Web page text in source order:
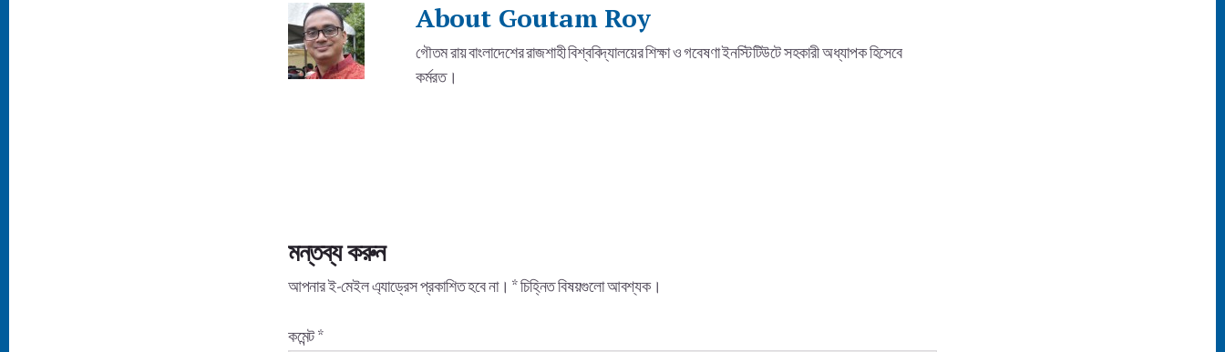
About Goutam Roy
গৌতম রায় বাংলাদেশের রাজশাহী বিশ্ববিদ্যালয়ের শিক্ষা ও গবেষণা ইনস্টিটিউটে সহকারী অধ্যাপক হিসেবে
কর্মরত।
Interactions
মন্তব্য করুন
আপনার ই-মেইল এ্যাড্রেস প্রকাশিত হবে না। *চিহ্নিত বিষয়গুলো আবশ্যক।
কমেন্ট*